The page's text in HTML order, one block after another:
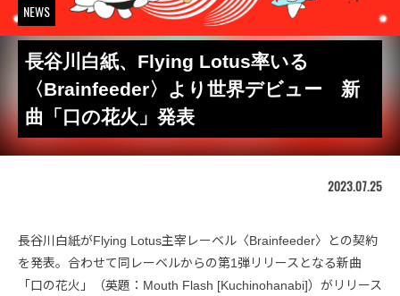
NEWS
長谷川白紙、Flying Lotus率いる
〈Brainfeeder〉より世界デビュー 新
曲「口の花火」発表
2023.07.25
長谷川白紙がFlying Lotus主宰レーベル〈Brainfeeder〉との契約
を発表。合わせて同レーベルからの第1弾リリースとなる新曲
「口の花火」（英題：Mouth Flash [Kuchinohanabi]）がリリース